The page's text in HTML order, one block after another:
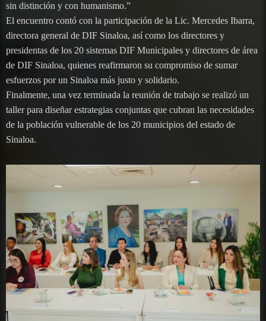
sin distinción y con humanismo.”
El encuentro contó con la participación de la Lic. Mercedes Ibarra,
directora general de DIF Sinaloa, así como los directores y
presidentas de los 20 sistemas DIF Municipales y directores de área
de DIF Sinaloa, quienes reafirmaron su compromiso de sumar
esfuerzos por un Sinaloa más justo y solidario.
Finalmente, una vez terminada la reunión de trabajo se realizó un
taller para diseñar estrategias conjuntas que cubran las necesidades
de la población vulnerable de los 20 municipios del estado de
Sinaloa.